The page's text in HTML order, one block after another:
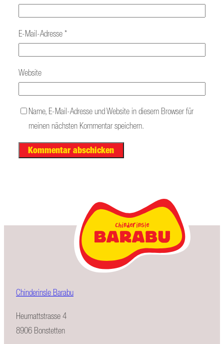
E-Mail-Adresse *
Website
Name, E-Mail-Adresse und Website in diesem Browser für
meinen nächsten Kommentar speichern.
Chinderinsle Barabu
Heumattstrasse 4
8906 Bonstetten